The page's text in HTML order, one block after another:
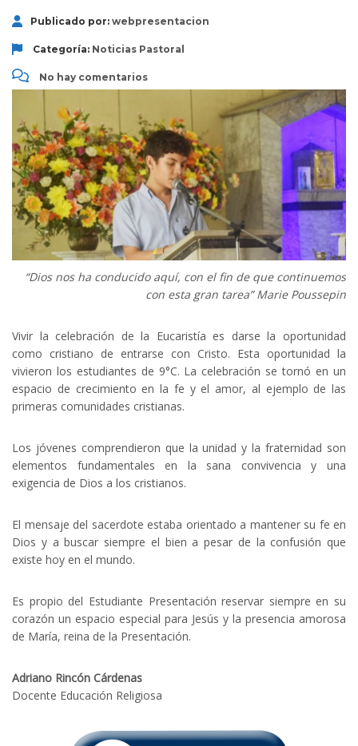
Publicado por: webpresentacion
Categoría: Noticias Pastoral
No hay comentarios
“Dios nos ha conducido aquí, con el fin de que continuemos
con esta gran tarea” Marie Poussepin
Vivir la celebración de la Eucaristía es darse la oportunidad
como cristiano de entrarse con Cristo. Esta oportunidad la
vivieron los estudiantes de 9°C. La celebración se tornó en un
espacio de crecimiento en la fe y el amor, al ejemplo de las
primeras comunidades cristianas.
Los jóvenes comprendieron que la unidad y la fraternidad son
elementos fundamentales en la sana convivencia y una
exigencia de Dios a los cristianos.
El mensaje del sacerdote estaba orientado a mantener su fe en
Dios y a buscar siempre el bien a pesar de la confusión que
existe hoy en el mundo.
Es propio del Estudiante Presentación reservar siempre en su
corazón un espacio especial para Jesús y la presencia amorosa
de María, reina de la Presentación.
Adriano Rincón Cárdenas
Docente Educación Religiosa